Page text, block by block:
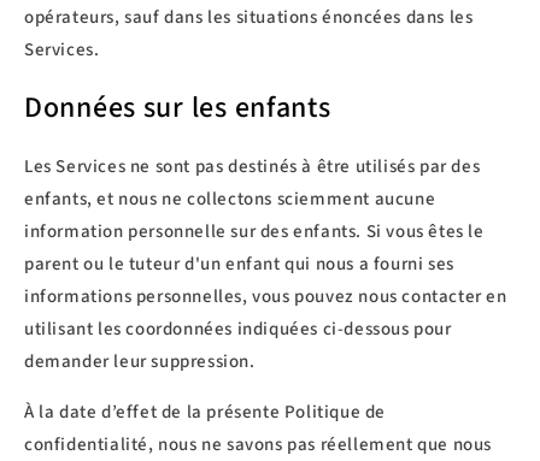
opérateurs, sauf dans les situations énoncées dans les
Services.
Données sur les enfants
Les Services ne sont pas destinés à être utilisés par des
enfants, et nous ne collectons sciemment aucune
information personnelle sur des enfants. Si vous êtes le
parent ou le tuteur d'un enfant qui nous a fourni ses
informations personnelles, vous pouvez nous contacter en
utilisant les coordonnées indiquées ci-dessous pour
demander leur suppression.
À la date d’effet de la présente Politique de
confidentialité, nous ne savons pas réellement que nous